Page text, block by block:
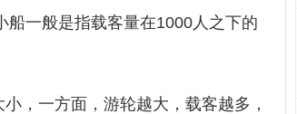
船一般是指载客量在1000人之下的
，一方面，游轮越大，载客越多，